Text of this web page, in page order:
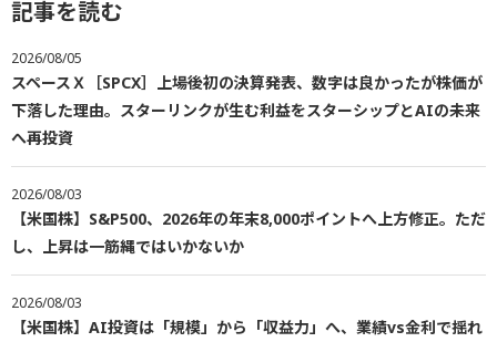
記事を読む
2026/08/05
スペースＸ［SPCX］上場後初の決算発表、数字は良かったが株価が
下落した理由。スターリンクが生む利益をスターシップとAIの未来
へ再投資
2026/08/03
【米国株】S&P500、2026年の年末8,000ポイントへ上方修正。ただ
し、上昇は一筋縄ではいかないか
2026/08/03
【米国株】AI投資は「規模」から「収益力」へ、業績vs金利で揺れ